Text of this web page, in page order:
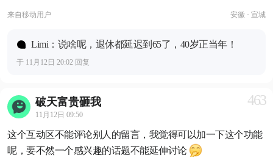
来自移动用户 安徽 · 宣城
Limi：说啥呢，退休都延迟到65了，40岁正当年！
于 11月12日 20:02 回复
破天富贵砸我
11月12日 09:50
463
这个互动区不能评论别人的留言，我觉得可以加一下这个功能
呢，要不然一个感兴趣的话题不能延伸讨论